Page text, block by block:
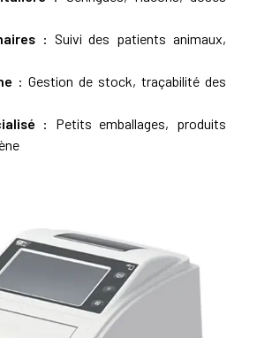
: Suivi des patients animaux,
: Gestion de stock, traçabilité des
: Petits emballages, produits